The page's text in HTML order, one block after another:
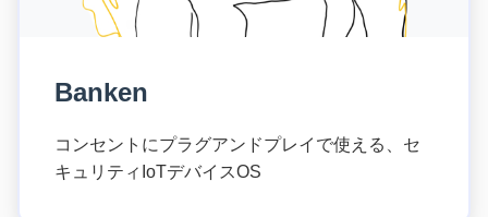
Banken
コンセントにプラグアンドプレイで使える、セ
キュリティIoTデバイスOS